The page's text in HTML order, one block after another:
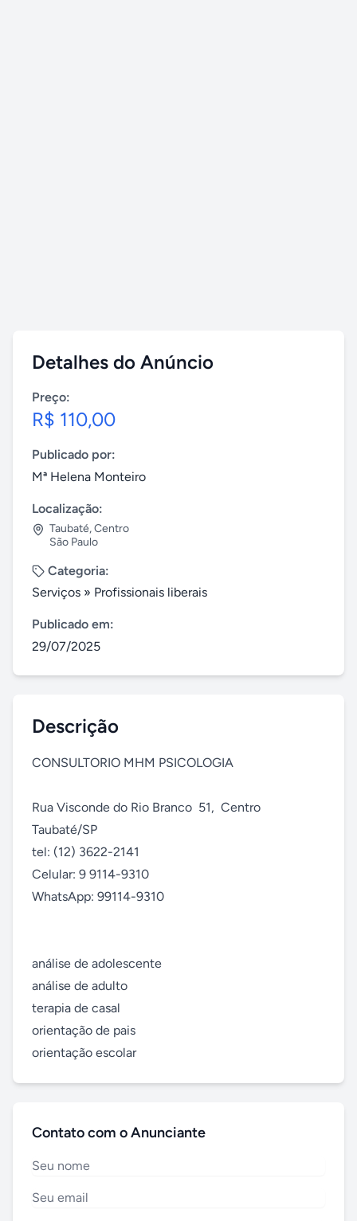
Detalhes do Anúncio
Preço:
R$ 110,00
Publicado por:
Mª Helena Monteiro
Localização:
Taubaté,Centro
São Paulo
Categoria:
Serviços » Profissionais liberais
Publicado em:
29/07/2025
Descrição
CONSULTORIO MHM PSICOLOGIA
Rua Visconde do Rio Branco  51,  Centro
Taubaté/SP
tel: (12) 3622-2141
Celular: 9 9114-9310
WhatsApp: 99114-9310
análise de adolescente
análise de adulto
terapia de casal
orientação de pais
orientação escolar
Contato com o Anunciante